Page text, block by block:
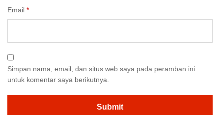
Email *
Simpan nama, email, dan situs web saya pada peramban ini
untuk komentar saya berikutnya.